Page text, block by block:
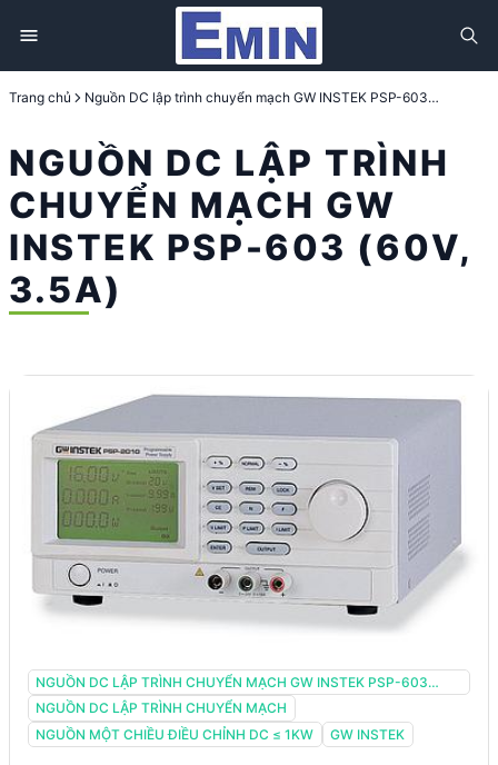
Trang chủ Nguồn DC lập trình chuyển mạch GW INSTEK PSP-603 (60V, 3.5A)
NGUỒN DC LẬP TRÌNH
CHUYỂN MẠCH GW
INSTEK PSP-603 (60V,
3.5A)
NGUỒN DC LẬP TRÌNH CHUYỂN MẠCH GW INSTEK PSP-603
(60V, 3.5A)
NGUỒN DC LẬP TRÌNH CHUYỂN MẠCH
NGUỒN MỘT CHIỀU ĐIỀU CHỈNH DC ≤ 1KW
GW INSTEK